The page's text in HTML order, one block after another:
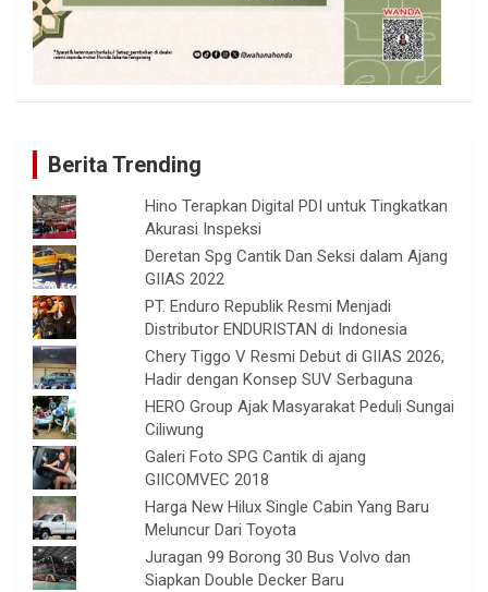
Berita Trending
Hino Terapkan Digital PDI untuk Tingkatkan
Akurasi Inspeksi
Deretan Spg Cantik Dan Seksi dalam Ajang
GIIAS 2022
PT. Enduro Republik Resmi Menjadi
Distributor ENDURISTAN di Indonesia
Chery Tiggo V Resmi Debut di GIIAS 2026,
Hadir dengan Konsep SUV Serbaguna
HERO Group Ajak Masyarakat Peduli Sungai
Ciliwung
Galeri Foto SPG Cantik di ajang
GIICOMVEC 2018
Harga New Hilux Single Cabin Yang Baru
Meluncur Dari Toyota
Juragan 99 Borong 30 Bus Volvo dan
Siapkan Double Decker Baru